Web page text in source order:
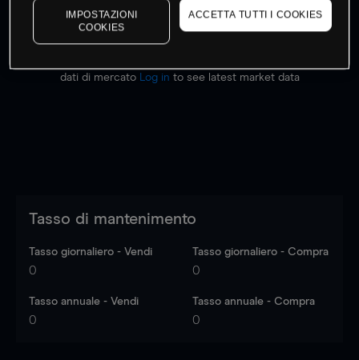
dati di mercato
Log in to see latest market data
Tasso di mantenimento
Tasso giornaliero - Vendi
0
Tasso giornaliero - Compra
0
Tasso annuale - Vendi
0
Tasso annuale - Compra
0
IMPOSTAZIONI
COOKIES
ACCETTA TUTTI I COOKIES